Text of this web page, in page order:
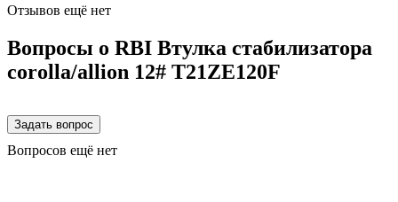
Отзывов ещё нет
Вопросы о RBI Втулка стабилизатора
corolla/allion 12# T21ZE120F
Вопросов ещё нет